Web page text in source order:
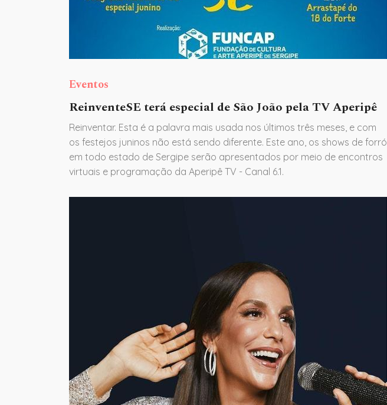
Eventos
ReinventeSE terá especial de São João pela TV Aperipê
Reinventar. Esta é a palavra mais usada nos últimos três meses, e com
os festejos juninos não está sendo diferente. Este ano, os shows de forró
em todo estado de Sergipe serão apresentados por meio de encontros
virtuais e programação da Aperipê TV - Canal 6.1.